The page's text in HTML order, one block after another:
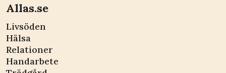
Allas.se
Livsöden
Hälsa
Relationer
Handarbete